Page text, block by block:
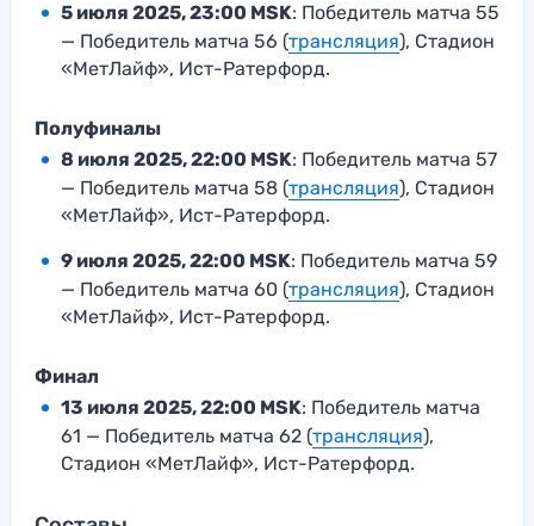
5 июля 2025, 23:00 MSK: Победитель матча 55
— Победитель матча 56 (трансляция), Стадион
«МетЛайф», Ист-Ратерфорд.
Полуфиналы
8 июля 2025, 22:00 MSK: Победитель матча 57
— Победитель матча 58 (трансляция), Стадион
«МетЛайф», Ист-Ратерфорд.
9 июля 2025, 22:00 MSK: Победитель матча 59
— Победитель матча 60 (трансляция), Стадион
«МетЛайф», Ист-Ратерфорд.
Финал
13 июля 2025, 22:00 MSK: Победитель матча
61 — Победитель матча 62 (трансляция),
Стадион «МетЛайф», Ист-Ратерфорд.